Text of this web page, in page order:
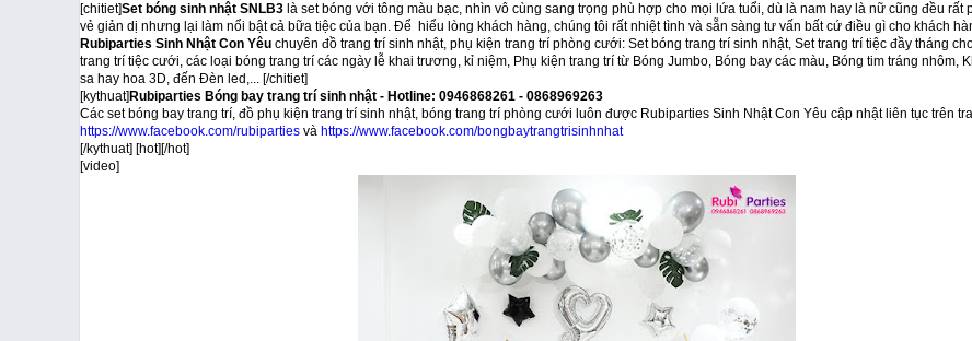
[chitiet]Set bóng sinh nhật SNLB3 là set bóng với tông màu bạc, nhìn vô cùng sang trọng phù hợp cho mọi lứa tuổi, dù là nam hay là nữ cũng đều rất
vẻ giản dị nhưng lại làm nổi bật cả bữa tiệc của bạn. Để hiểu lòng khách hàng, chúng tôi rất nhiệt tình và sẵn sàng tư vấn bất cứ điều gì cho khách
Rubiparties Sinh Nhật Con Yêu chuyên đồ trang trí sinh nhật, phụ kiện trang trí phòng cưới: Set bóng trang trí sinh nhật, Set trang trí tiệc đầy tháng
trang trí tiệc cưới, các loại bóng trang trí các ngày lễ khai trương, kỉ niệm, Phụ kiện trang trí từ Bóng Jumbo, Bóng bay các màu, Bóng tim tráng nhôm,
sa hay hoa 3D, đến Đèn led,... [/chitiet]
[kythuat] Rubiparties Bóng bay trang trí sinh nhật - Hotline: 0946868261 - 0868969263
Các set bóng bay trang trí, đồ phụ kiện trang trí sinh nhật, bóng trang trí phòng cưới luôn được Rubiparties Sinh Nhật Con Yêu cập nhật liên tục trên
https://www.facebook.com/rubiparties và https://www.facebook.com/bongbaytrangtrisinhnhat
[/kythuat] [hot][/hot]
[video]